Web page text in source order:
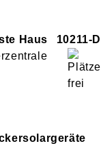
Haus
10211-D